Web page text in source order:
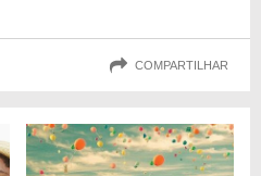
COMPARTILHAR